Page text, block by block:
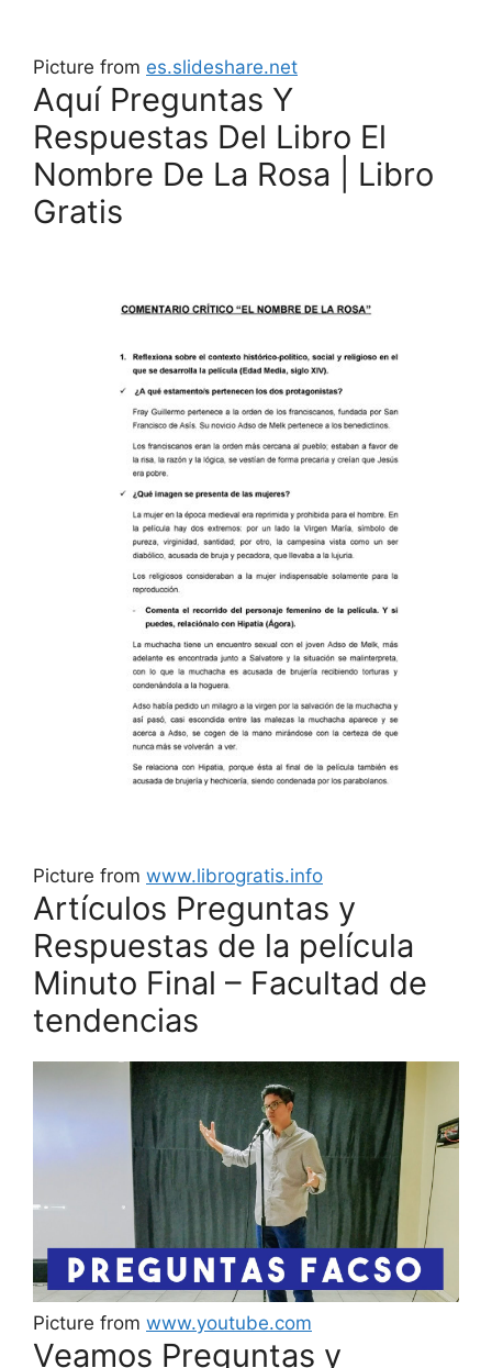
Picture from es.slideshare.net
Aquí Preguntas Y
Respuestas Del Libro El
Nombre De La Rosa | Libro
Gratis
Picture from www.librogratis.info
Artículos Preguntas y
Respuestas de la película
Minuto Final – Facultad de
tendencias
Picture from www.youtube.com
Veamos Preguntas y